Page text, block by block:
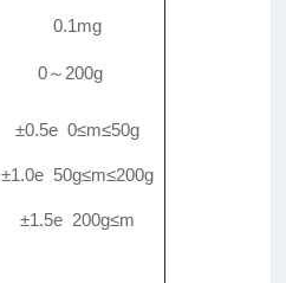
0.1mg
0～ 200g
±0.5e 0≤m≤50g
±1.0e 50g≤m≤200g
±1.5e 200g≤m